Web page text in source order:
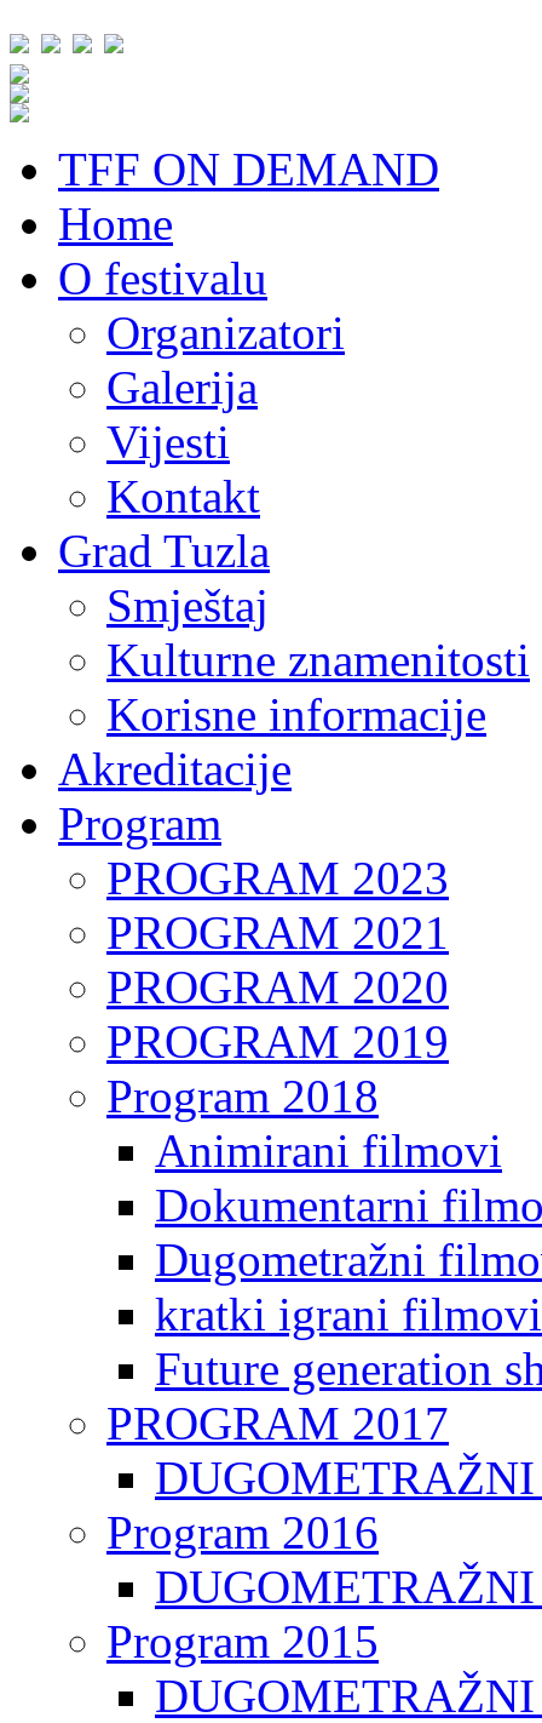
TFF ON DEMAND
Home
O festivalu
Organizatori
Galerija
Vijesti
Kontakt
Grad Tuzla
Smještaj
Kulturne znamenitosti
Korisne informacije
Akreditacije
Program
PROGRAM 2023
PROGRAM 2021
PROGRAM 2020
PROGRAM 2019
Program 2018
Animirani filmovi
Dokumentarni
Dugometražni
kratki igrani filmovi
Future generation
PROGRAM 2017
Program 2016
Program 2015